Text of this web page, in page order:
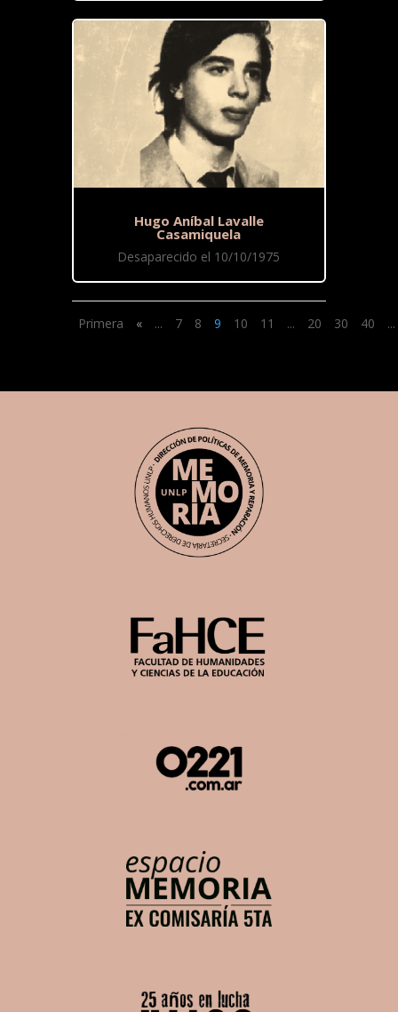
Hugo Aníbal Lavalle
Casamiquela
Desaparecido el 10/10/1975
Primera « ... 7 8 9 10 11 ... 20 30 40 ...